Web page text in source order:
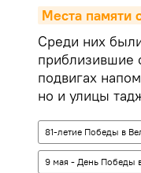
Места памяти
Среди них
приблизившие
подвигах
но и улицы
81-летие Победы в
9 мая - День Победы